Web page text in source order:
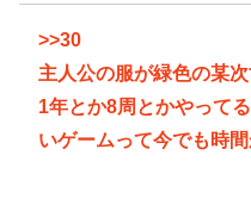
>>30
主人公の服が緑色の某
1年とか8周とかやって
いゲームって今でも時